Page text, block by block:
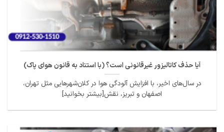
آیا حذف کاتالیزور غیرقانونی است؟ (با استناد به قانون هوای پاک)
در سال‌های اخیر، با افزایش آلودگی هوا در کلان‌شهرهایی مثل تهران،
اصفهان و تبریز، نقش[بیشتر بخوانید]